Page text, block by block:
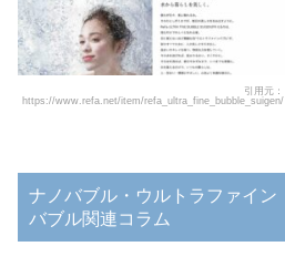
引用元：
https://www.refa.net/item/refa_ultra_fine_bubble_suigen/
ナノバブル・ウルトラファイン
バブル関連コラム